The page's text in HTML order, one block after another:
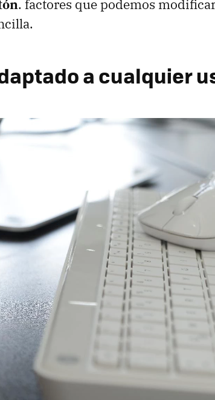
. factores que podemos
a cualquier